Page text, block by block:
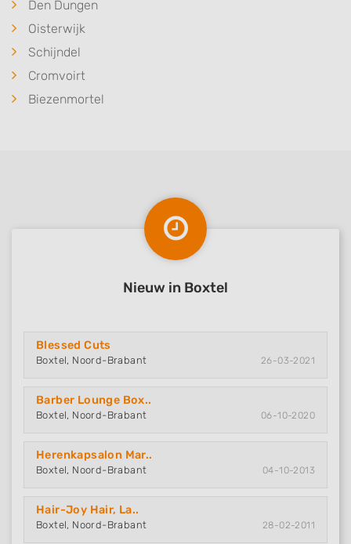
Den Dungen
Oisterwijk
Schijndel
Cromvoirt
Biezenmortel
Nieuw in Boxtel
Blessed Cuts
Boxtel, Noord-Brabant 26-03-2021
Barber Lounge Box..
Boxtel, Noord-Brabant 06-10-2020
Herenkapsalon Mar..
Boxtel, Noord-Brabant 04-10-2013
Hair-Joy Hair, La..
Boxtel, Noord-Brabant 28-02-2011